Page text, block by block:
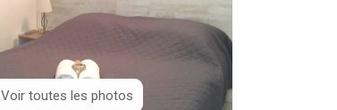
Voir toutes les photos
Voir toutes les photos